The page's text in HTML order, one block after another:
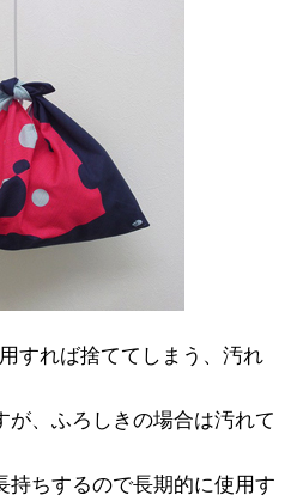
すれば捨ててしまう、汚れ
、ふろしきの場合は汚れて
ちするので長期的に使用す